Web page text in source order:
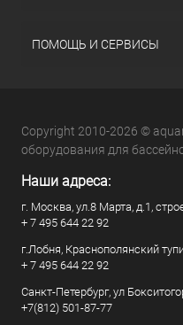
ПОМОЩЬ И СЕРВИСЫ
Copyright 2010-2026 ©
оборудования для
Наши адреса:
г. Москва, ул.8 Марта, д.1,
+ 7 495 644 22 92
г.Лобня, Краснополянский
+ 7 495 644 22 92
Санкт-Петербург, ул
+7(812) 501-87-77